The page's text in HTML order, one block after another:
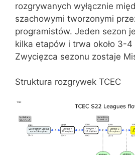
rozgrywanych wyłącznie
szachowymi tworzonymi
programistów. Jeden sezon
kilka etapów i trwa około 3-4
Zwycięzca sezonu zostaje
Struktura rozgrywek TCEC